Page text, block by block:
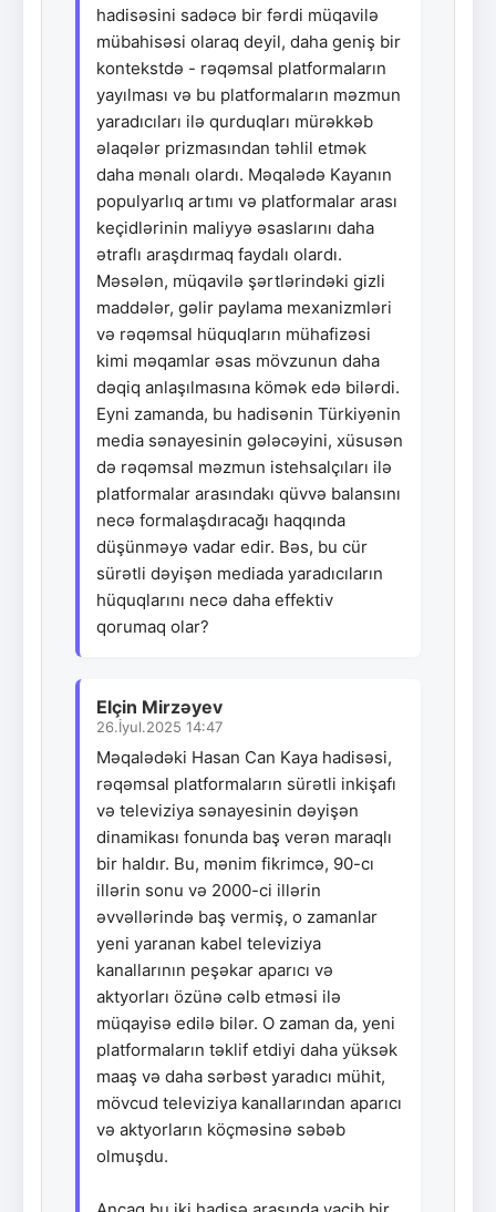
hadisəsini sadəcə bir fərdi müqavilə
mübahisəsi olaraq deyil, daha geniş bir
kontekstdə - rəqəmsal platformaların
yayılması və bu platformaların məzmun
yaradıcıları ilə qurduqları mürəkkəb
əlaqələr prizmasından təhlil etmək
daha mənalı olardı. Məqalədə Kayanın
populyarlıq artımı və platformalar arası
keçidlərinin maliyyə əsaslarını daha
ətraflı araşdırmaq faydalı olardı.
Məsələn, müqavilə şərtlərindəki gizli
maddələr, gəlir paylama mexanizmləri
və rəqəmsal hüquqların mühafizəsi
kimi məqamlar əsas mövzunun daha
dəqiq anlaşılmasına kömək edə bilərdi.
Eyni zamanda, bu hadisənin Türkiyənin
media sənayesinin gələcəyini, xüsusən
də rəqəmsal məzmun istehsalçıları ilə
platformalar arasındakı qüvvə balansını
necə formalaşdıracağı haqqında
düşünməyə vadar edir. Bəs, bu cür
sürətli dəyişən mediada yaradıcıların
hüquqlarını necə daha effektiv
qorumaq olar?
Elçin Mirzəyev
26.İyul.2025 14:47
Məqalədəki Hasan Can Kaya hadisəsi,
rəqəmsal platformaların sürətli inkişafı
və televiziya sənayesinin dəyişən
dinamikası fonunda baş verən maraqlı
bir haldır. Bu, mənim fikrimcə, 90-cı
illərin sonu və 2000-ci illərin
əvvəllərində baş vermiş, o zamanlar
yeni yaranan kabel televiziya
kanallarının peşəkar aparıcı və
aktyorları özünə cəlb etməsi ilə
müqayisə edilə bilər. O zaman da, yeni
platformaların təklif etdiyi daha yüksək
maaş və daha sərbəst yaradıcı mühit,
mövcud televiziya kanallarından aparıcı
və aktyorların köçməsinə səbəb
olmuşdu.